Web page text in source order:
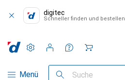
digitec
Schneller finden und bestellen
Navigation nach Kategorien
Menü Suche
Einstellungen
Kundenkonto
Vergleichslisten
Merklisten
Warenkorb